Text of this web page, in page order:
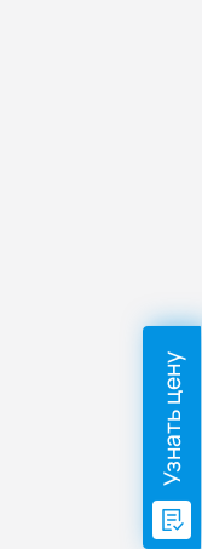
Узнать цену